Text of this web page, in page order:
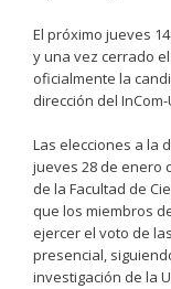
El próximo jueves
y una vez cerrado
oficialmente la
dirección del InCom-
Las elecciones a la
jueves 28 de enero
de la Facultad de
que los miembros
ejercer el voto de
presencial,
investigación de la